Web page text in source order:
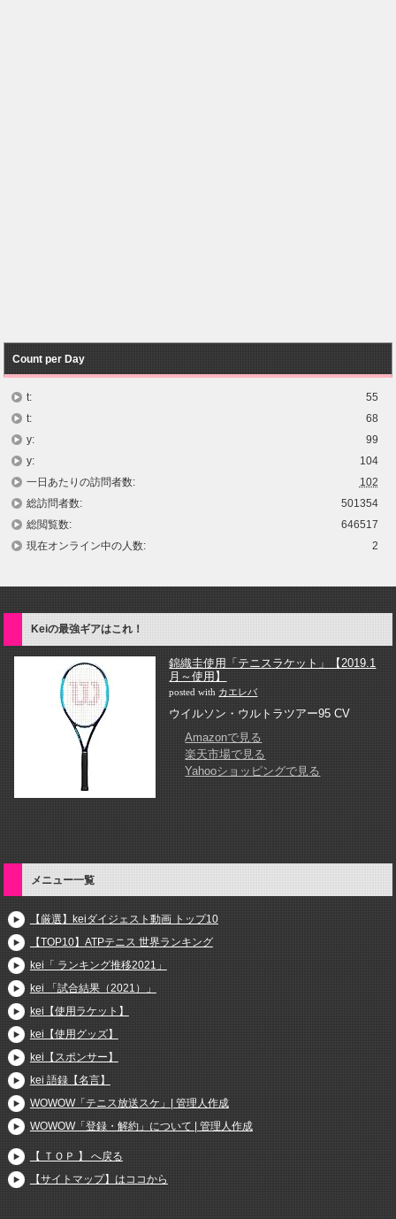
Count per Day
55
t:
68
t:
99
y:
104
y:
102
一日あたりの訪問者数:
501354
総訪問者数:
646517
総閲覧数:
2
現在オンライン中の人数:
Keiの最強ギアはこれ！
錦織圭使用「テニスラケット」【2019.1
月～使用】
posted with カエレバ
ウイルソン・ウルトラツアー95 CV
Amazonで見る
楽天市場で見る
Yahooショッピングで見る
メニュー一覧
【厳選】keiダイジェスト動画 トップ10
【TOP10】ATPテニス 世界ランキング
kei「 ランキング推移2021」
kei 「試合結果（2021）」
kei【使用ラケット】
kei【使用グッズ】
kei【スポンサー】
kei 語録【名言】
WOWOW「テニス放送スケ」| 管理人作成
WOWOW「登録・解約」について | 管理人作成
【 ＴＯＰ 】 へ戻る
【サイトマップ】はココから